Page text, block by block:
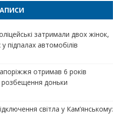
затримали двох жінок,
підпалах автомобілів
отримав 6 років
розбещення доньки
світла у Кам’янському: